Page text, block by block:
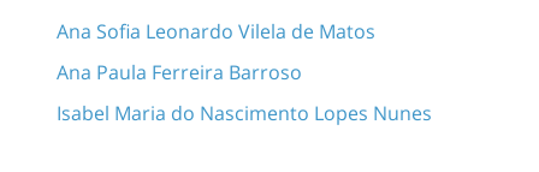
Ana Sofia Leonardo Vilela de Matos
Ana Paula Ferreira Barroso
Isabel Maria do Nascimento Lopes Nunes